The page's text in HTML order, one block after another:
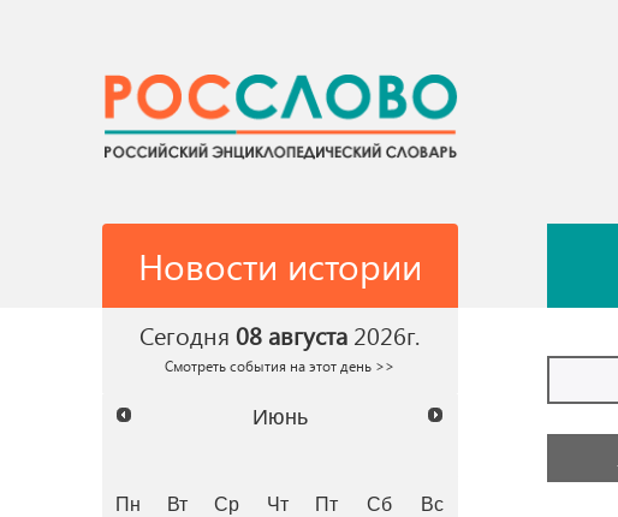
Новости истории
Сегодня 08 августа 2026г.
Смотреть события на этот день >>
Июнь
Пн Вт Ср Чт Пт Сб Вс